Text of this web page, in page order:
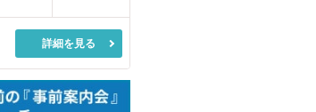
詳細を見る